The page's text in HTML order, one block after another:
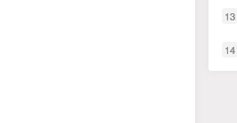
13
14